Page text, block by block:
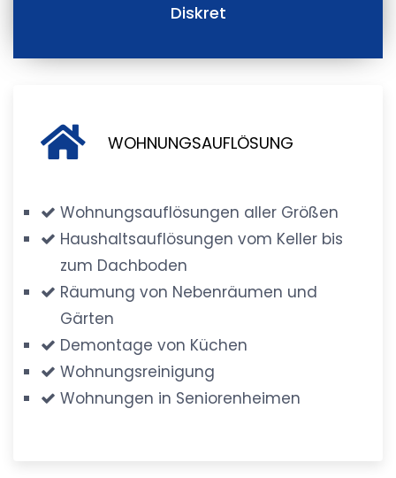
Diskret
WOHNUNGSAUFLÖSUNG
Wohnungsauflösungen aller Größen
Haushaltsauflösungen vom Keller bis
zum Dachboden
Räumung von Nebenräumen und
Gärten
Demontage von Küchen
Wohnungsreinigung
Wohnungen in Seniorenheimen